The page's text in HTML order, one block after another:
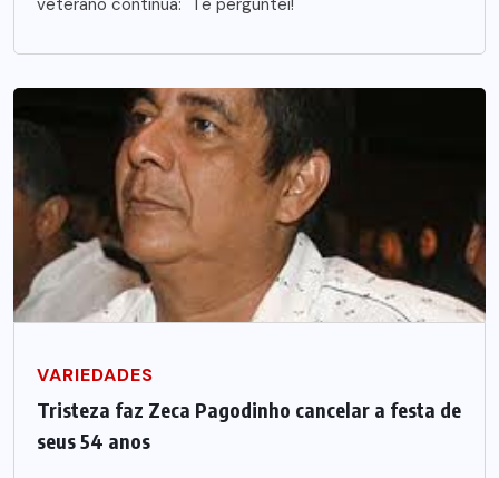
VARIEDADES
Tristeza faz Zeca Pagodinho cancelar a festa de
seus 54 anos